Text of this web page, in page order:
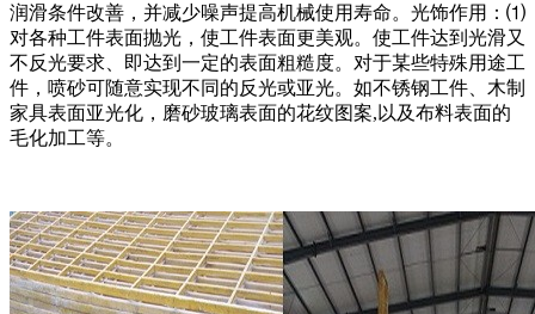
润滑条件改善，并减少噪声提高机械使用寿命。光饰作用：⑴
对各种工件表面抛光，使工件表面更美观。使工件达到光滑又
不反光要求、即达到一定的表面粗糙度。对于某些特殊用途工
件，喷砂可随意实现不同的反光或亚光。如不锈钢工件、木制
家具表面亚光化，磨砂玻璃表面的花纹图案,以及布料表面的
毛化加工等。